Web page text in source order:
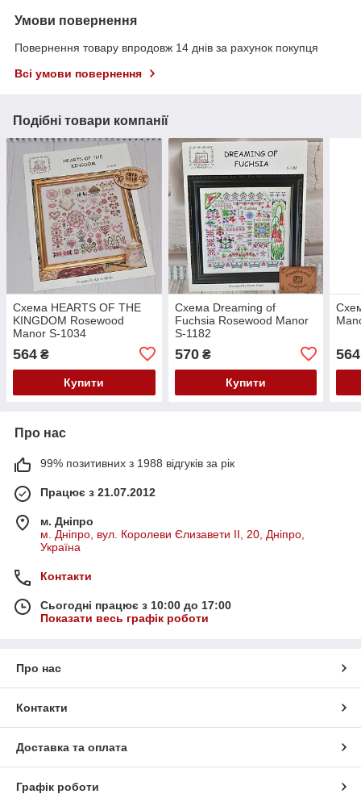
Умови повернення
Повернення товару впродовж 14 днів за рахунок покупця
Всі умови повернення
Подібні товари компанії
Схема HEARTS OF THE
KINGDOM Rosewood
Manor S-1034
564 ₴
Купити
Схема Dreaming of
Fuchsia Rosewood Manor
S-1182
570₴
Купити
564
Про нас
99% позитивних з 1988 відгуків за рік
Працює з 21.07.2012
м. Дніпро
м. Дніпро, вул. Королеви Єлизавети ІІ, 20, Дніпро,
Україна
Контакти
Сьогодні працює з 10:00 до 17:00
Показати весь графік роботи
Про нас
Контакти
Доставка та оплата
Графік роботи